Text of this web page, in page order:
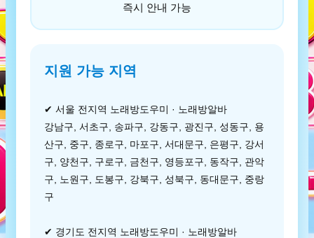
즉시 안내 가능
지원 가능 지역
✔ 서울 전지역 노래방도우미 · 노래방알바
강남구, 서초구, 송파구, 강동구, 광진구, 성동구, 용
산구, 중구, 종로구, 마포구, 서대문구, 은평구, 강서
구, 양천구, 구로구, 금천구, 영등포구, 동작구, 관악
구, 노원구, 도봉구, 강북구, 성북구, 동대문구, 중랑
구
✔ 경기도 전지역 노래방도우미 · 노래방알바